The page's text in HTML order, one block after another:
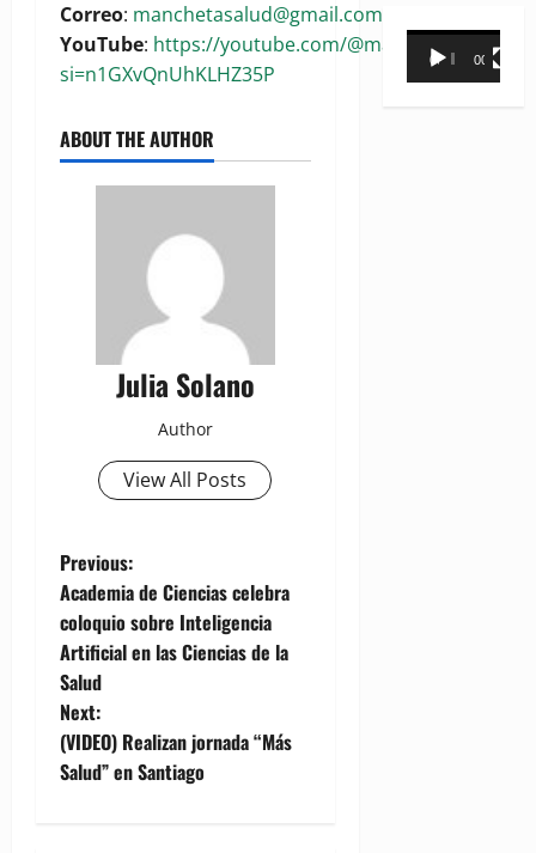
Correo: manchetasalud@gmail.com
YouTube: https://youtube.com/@manchetasalud?
si=n1GXvQnUhKLHZ35P
ABOUT THE AUTHOR
Julia Solano
Author
View All Posts
P
o
s
t
n
Previous:
Academia de Ciencias celebra
coloquio sobre Inteligencia
Artificial en las Ciencias de la
Salud
Next:
(VIDEO) Realizan jornada “Más
Salud” en Santiago
Reproductor
00:00 00:31